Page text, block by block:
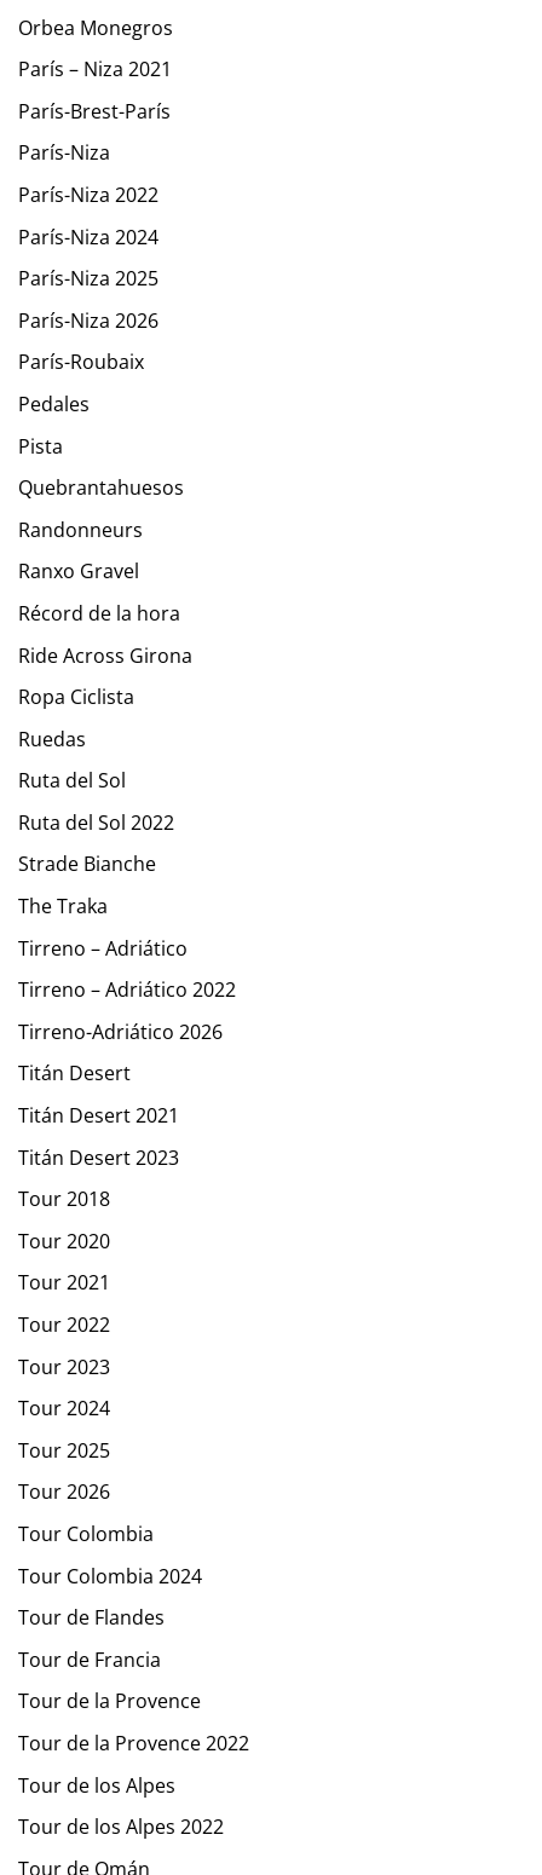
Orbea Monegros
París – Niza 2021
París-Brest-París
París-Niza
París-Niza 2022
París-Niza 2024
París-Niza 2025
París-Niza 2026
París-Roubaix
Pedales
Pista
Quebrantahuesos
Randonneurs
Ranxo Gravel
Récord de la hora
Ride Across Girona
Ropa Ciclista
Ruedas
Ruta del Sol
Ruta del Sol 2022
Strade Bianche
The Traka
Tirreno – Adriático
Tirreno – Adriático 2022
Tirreno-Adriático 2026
Titán Desert
Titán Desert 2021
Titán Desert 2023
Tour 2018
Tour 2020
Tour 2021
Tour 2022
Tour 2023
Tour 2024
Tour 2025
Tour 2026
Tour Colombia
Tour Colombia 2024
Tour de Flandes
Tour de Francia
Tour de la Provence
Tour de la Provence 2022
Tour de los Alpes
Tour de los Alpes 2022
Tour de Omán